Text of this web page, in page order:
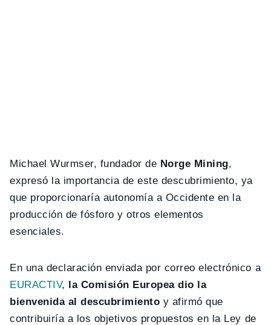
Michael Wurmser, fundador de Norge Mining,
expresó la importancia de este descubrimiento, ya
que proporcionaría autonomía a Occidente en la
producción de fósforo y otros elementos
esenciales.
En una declaración enviada por correo electrónico a
EURACTIV, la Comisión Europea dio la
bienvenida al descubrimiento y afirmó que
contribuiría a los objetivos propuestos en la Ley de